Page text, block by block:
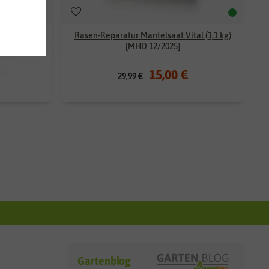
Rasen-Reparatur Mantelsaat Vital (1,1 kg)
[MHD 12/2025]
29,99 € 15,00 €
Gartenblog